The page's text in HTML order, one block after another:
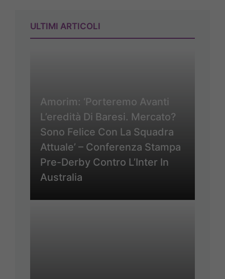
ULTIMI ARTICOLI
Amorim: ‘Porteremo Avanti
L’eredità Di Baresi. Mercato?
Sono Felice Con La Squadra
Attuale’ – Conferenza Stampa
Pre-Derby Contro L’Inter In
Australia